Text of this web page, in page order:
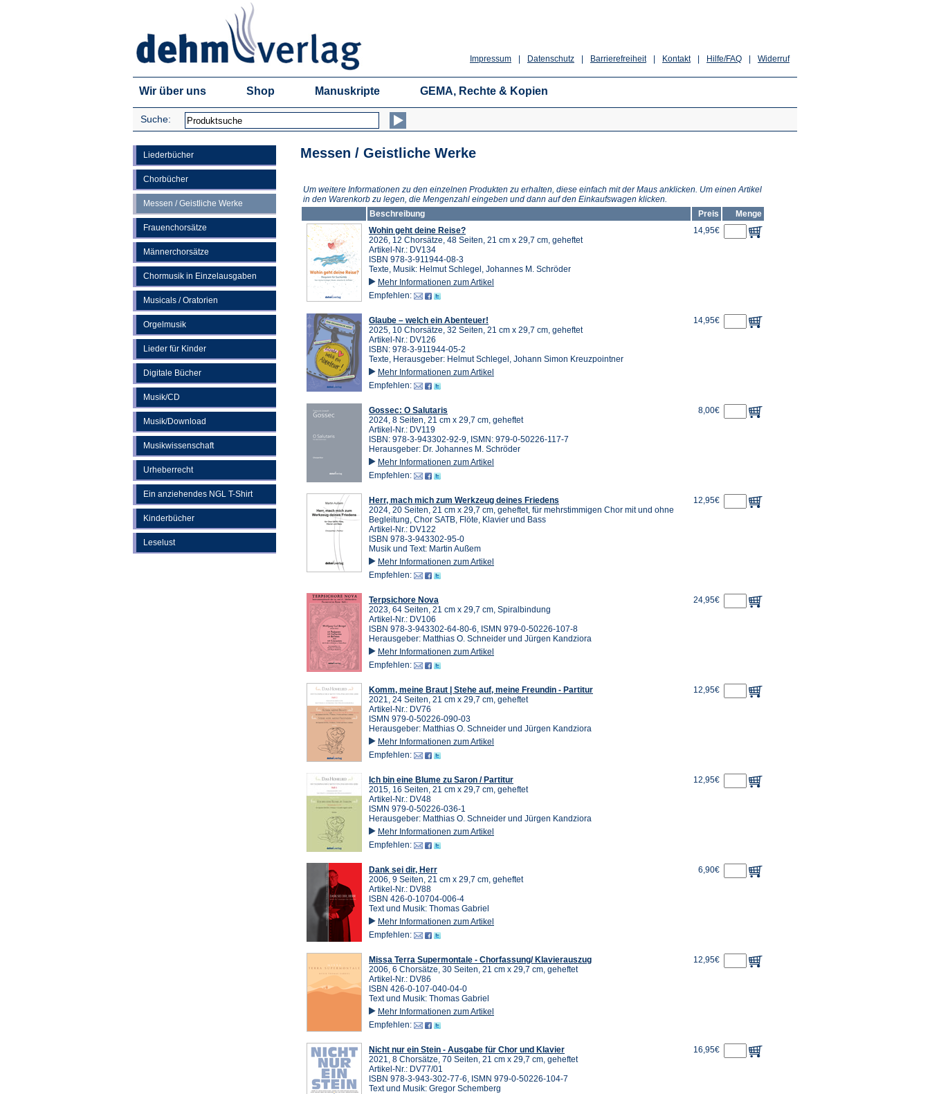
Widerruf
Hilfe/FAQ
Kontakt
Barrierefreiheit
Datenschutz
Impressum
Wir über uns Shop Manuskripte GEMA, Rechte & Kopien
Suche:
Liederbücher
Chorbücher
Messen / Geistliche Werke
Frauenchorsätze
Männerchorsätze
Chormusik in Einzelausgaben
Musicals / Oratorien
Orgelmusik
Lieder für Kinder
Digitale Bücher
Musik/CD
Musik/Download
Musikwissenschaft
Urheberrecht
Ein anziehendes NGL T-Shirt
Kinderbücher
Leselust
Messen / Geistliche Werke
Um weitere Informationen zu den einzelnen Produkten zu erhalten, diese einfach mit der Maus anklicken. Um einen Artikel
in den Warenkorb zu legen, die Mengenzahl eingeben und dann auf den Einkaufswagen klicken.
Beschreibung
Preis
Menge
Wohin geht deine Reise?
2026, 12 Chorsätze, 48 Seiten, 21 cm x 29,7 cm, geheftet
Artikel-Nr.: DV134
ISBN 978-3-911944-08-3
Texte, Musik: Helmut Schlegel, Johannes M. Schröder
Mehr Informationen zum Artikel
Empfehlen:
14,95€
Glaube – welch ein Abenteuer!
2025, 10 Chorsätze, 32 Seiten, 21 cm x 29,7 cm, geheftet
Artikel-Nr.: DV126
ISBN: 978-3-911944-05-2
Texte, Herausgeber: Helmut Schlegel, Johann Simon Kreuzpointner
Mehr Informationen zum Artikel
Empfehlen:
14,95€
Gossec: O Salutaris
2024, 8 Seiten, 21 cm x 29,7 cm, geheftet
Artikel-Nr.: DV119
ISBN: 978-3-943302-92-9, ISMN: 979-0-50226-117-7
Herausgeber: Dr. Johannes M. Schröder
Mehr Informationen zum Artikel
Empfehlen:
8,00€
Herr, mach mich zum Werkzeug deines Friedens
2024, 20 Seiten, 21 cm x 29,7 cm, geheftet, für mehrstimmigen Chor mit und ohne
Begleitung, Chor SATB, Flöte, Klavier und Bass
Artikel-Nr.: DV122
ISBN 978-3-943302-95-0
Musik und Text: Martin Außem
Mehr Informationen zum Artikel
Empfehlen:
12,95€
Terpsichore Nova
2023, 64 Seiten, 21 cm x 29,7 cm, Spiralbindung
Artikel-Nr.: DV106
ISBN 978-3-943302-64-80-6, ISMN 979-0-50226-107-8
Herausgeber: Matthias O. Schneider und Jürgen Kandziora
Mehr Informationen zum Artikel
Empfehlen:
24,95€
Komm, meine Braut | Stehe auf, meine Freundin - Partitur
2021, 24 Seiten, 21 cm x 29,7 cm, geheftet
Artikel-Nr.: DV76
ISMN 979-0-50226-090-03
Herausgeber: Matthias O. Schneider und Jürgen Kandziora
Mehr Informationen zum Artikel
Empfehlen:
12,95€
Ich bin eine Blume zu Saron / Partitur
2015, 16 Seiten, 21 cm x 29,7 cm, geheftet
Artikel-Nr.: DV48
ISMN 979-0-50226-036-1
Herausgeber: Matthias O. Schneider und Jürgen Kandziora
Mehr Informationen zum Artikel
Empfehlen:
12,95€
Dank sei dir, Herr
2006, 9 Seiten, 21 cm x 29,7 cm, geheftet
Artikel-Nr.: DV88
ISBN 426-0-10704-006-4
Text und Musik: Thomas Gabriel
Mehr Informationen zum Artikel
Empfehlen:
6,90€
Missa Terra Supermontale - Chorfassung/ Klavierauszug
2006, 6 Chorsätze, 30 Seiten, 21 cm x 29,7 cm, geheftet
Artikel-Nr.: DV86
ISBN 426-0-107-040-04-0
Text und Musik: Thomas Gabriel
Mehr Informationen zum Artikel
Empfehlen:
12,95€
Nicht nur ein Stein - Ausgabe für Chor und Klavier
2021, 8 Chorsätze, 70 Seiten, 21 cm x 29,7 cm, geheftet
Artikel-Nr.: DV77/01
ISBN 978-3-943-302-77-6, ISMN 979-0-50226-104-7
Text und Musik: Gregor Schemberg
16,95€